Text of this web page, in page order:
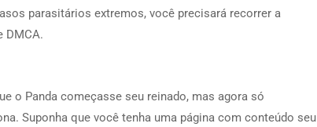
parasitários extremos, você precisará recorrer a
DMCA.
o Panda começasse seu reinado, mas agora só
Suponha que você tenha uma página com conteúdo seu